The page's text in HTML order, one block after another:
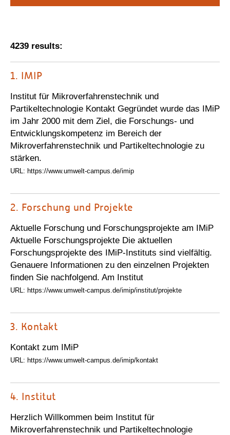
Personalvertretungen
Informationssicherheit
Personalentwicklung
Personensuche
4239 results:
1. IMIP
Institut für Mikroverfahrenstechnik und
Partikeltechnologie Kontakt Gegründet wurde das IMiP
im Jahr 2000 mit dem Ziel, die Forschungs- und
Entwicklungskompetenz im Bereich der
Mikroverfahrenstechnik und Partikeltechnologie zu
stärken.
URL: https://www.umwelt-campus.de/imip
2. Forschung und Projekte
Aktuelle Forschung und Forschungsprojekte am IMiP
Aktuelle Forschungsprojekte Die aktuellen
Forschungsprojekte des IMiP-Instituts sind vielfältig.
Genauere Informationen zu den einzelnen Projekten
finden Sie nachfolgend. Am Institut
URL: https://www.umwelt-campus.de/imip/institut/projekte
3. Kontakt
Kontakt zum IMiP
URL: https://www.umwelt-campus.de/imip/kontakt
4. Institut
Herzlich Willkommen beim Institut für
Mikroverfahrenstechnik und Partikeltechnologie